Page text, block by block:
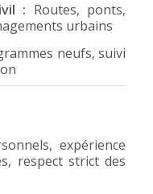
: Routes, ponts,
urbains
neufs, suivi
expérience
respect strict des